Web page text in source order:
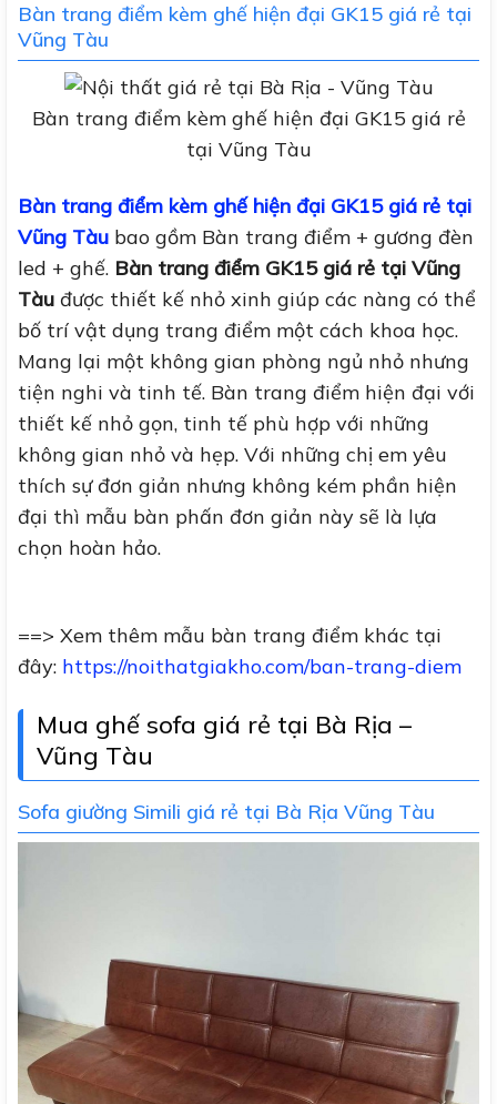
Bàn trang điểm kèm ghế hiện đại GK15 giá rẻ tại
Vũng Tàu
Bàn trang điểm kèm ghế hiện đại GK15 giá rẻ
tại Vũng Tàu
Bàn trang điểm kèm ghế hiện đại GK15 giá rẻ tại
Vũng Tàu bao gồm Bàn trang điểm + gương đèn
led + ghế. Bàn trang điểm GK15 giá rẻ tại Vũng
Tàu được thiết kế nhỏ xinh giúp các nàng có thể
bố trí vật dụng trang điểm một cách khoa học.
Mang lại một không gian phòng ngủ nhỏ nhưng
tiện nghi và tinh tế. Bàn trang điểm hiện đại với
thiết kế nhỏ gọn, tinh tế phù hợp với những
không gian nhỏ và hẹp. Với những chị em yêu
thích sự đơn giản nhưng không kém phần hiện
đại thì mẫu bàn phấn đơn giản này sẽ là lựa
chọn hoàn hảo.
==> Xem thêm mẫu bàn trang điểm khác tại
đây: https://noithatgiakho.com/ban-trang-diem
Mua ghế sofa giá rẻ tại Bà Rịa –
Vũng Tàu
Sofa giường Simili giá rẻ tại Bà Rịa Vũng Tàu